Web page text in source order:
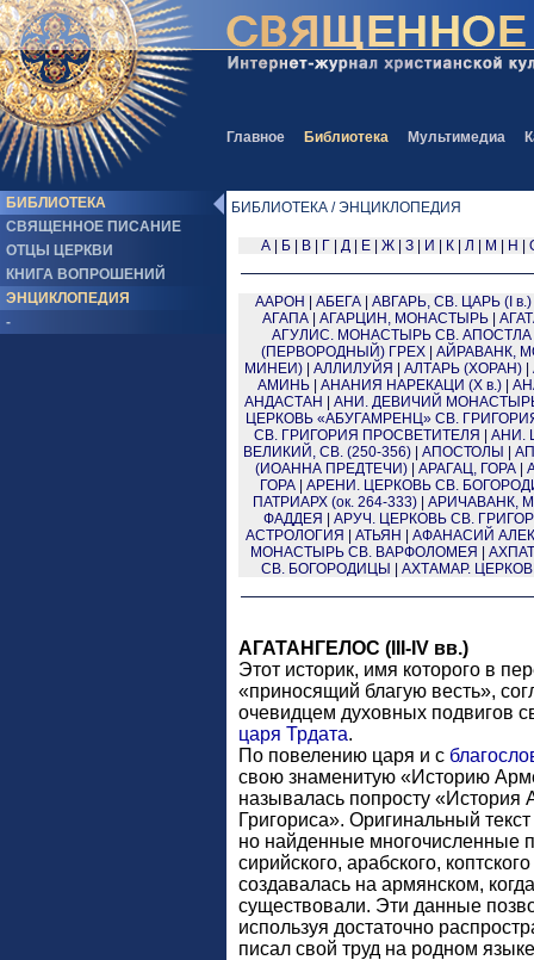
Главное Библиотека Мультимедиа
БИБЛИОТЕКА
СВЯЩЕННОЕ ПИСАНИЕ
ОТЦЫ ЦЕРКВИ
КНИГА ВОПРОШЕНИЙ
ЭНЦИКЛОПЕДИЯ
-
БИБЛИОТЕКА / ЭНЦИКЛОПЕДИЯ
А| Б| В| Г| Д| Е| Ж| З| И К| Л М Н
ААРОН АБЕГА| АВГАРЬ, СВ. ЦАРЬ (I в.)
АГАПА
АГАРЦИН, МОНАСТЫРЬ
АГУЛИС. МОНАСТЫРЬ СВ.
(ПЕРВОРОДНЫЙ) ГРЕХ
АЙРАВАНК,
МИНЕИ)
АЛЛИЛУЙЯ АЛТАРЬ (ХОРАН)
АМИНЬ| АНАНИЯ НАРЕКАЦИ (X в.)|
АНДАСТАН
АНИ. ДЕВИЧИЙ
ЦЕРКОВЬ «АБУГАМРЕНЦ» СВ.
СВ. ГРИГОРИЯ ПРОСВЕТИТЕЛЯ
АНИ.
ВЕЛИКИЙ, СВ. (250-356)
АПОСТОЛЫ
(ИОАННА ПРЕДТЕЧИ)
АРАГАЦ, ГОРА
ГОРА| АРЕНИ. ЦЕРКОВЬ СВ.
ПАТРИАРХ (ок. 264-333)
АРИЧАВАНК,
ФАДДЕЯ
АРУЧ. ЦЕРКОВЬ СВ.
АСТРОЛОГИЯ
АТЬЯН
АФАНАСИЙ
МОНАСТЫРЬ СВ. ВАРФОЛОМЕЯ
СВ. БОГОРОДИЦЫ
АХТАМАР.
АГАТАНГЕЛОС (III-IV вв.)
Этот историк, имя которого в
«приносящий благую весть»,
очевидцем духовных подвигов
царя Трдата.
По повелению царя и с
свою знаменитую «Историю
называлась попросту «История
Григориса». Оригинальный
но найденные многочисленные
сирийского, арабского,
создавалась на армянском,
существовали. Эти данные
используя достаточно
писал свой труд на родном